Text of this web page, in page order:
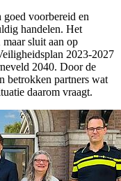
voorbereid en
handelen. Het
sluit aan op
2023-2027
2040. Door de
betrokken partners wat
daarom vraagt.